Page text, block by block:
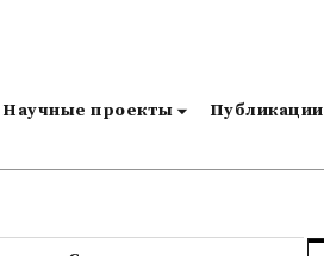
Научные проекты Публикации